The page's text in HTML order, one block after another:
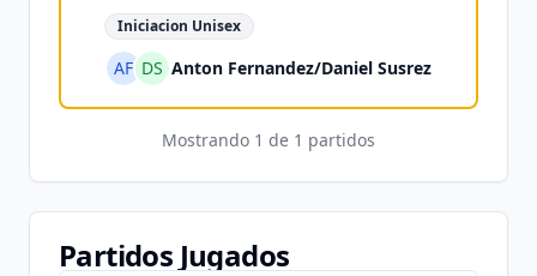
Iniciacion Unisex
AF DS Anton Fernandez/Daniel Susrez
Mostrando 1 de 1 partidos
Partidos Jugados